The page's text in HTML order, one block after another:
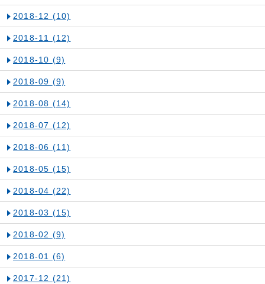
2018-12 (10)
2018-11 (12)
2018-10 (9)
2018-09 (9)
2018-08 (14)
2018-07 (12)
2018-06 (11)
2018-05 (15)
2018-04 (22)
2018-03 (15)
2018-02 (9)
2018-01 (6)
2017-12 (21)